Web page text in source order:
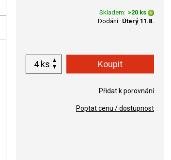
Skladem: >20 ks
Dodání: Úterý 11.8.
ks
Přidat k porovnání
Poptat cenu / dostupnost